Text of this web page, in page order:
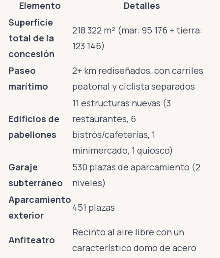
Elemento
Detalles
Superficie
total de la
concesión
218 322 m² (mar: 95 176 + tierra:
123 146)
Paseo
marítimo
2+ km rediseñados, con carriles
peatonal y ciclista separados
Edificios de
pabellones
11 estructuras nuevas (3
restaurantes, 6
bistrós/cafeterías, 1
minimercado, 1 quiosco)
Garaje
subterráneo
530 plazas de aparcamiento (2
niveles)
Aparcamiento
exterior
451 plazas
Anfiteatro
Recinto al aire libre con un
característico domo de acero